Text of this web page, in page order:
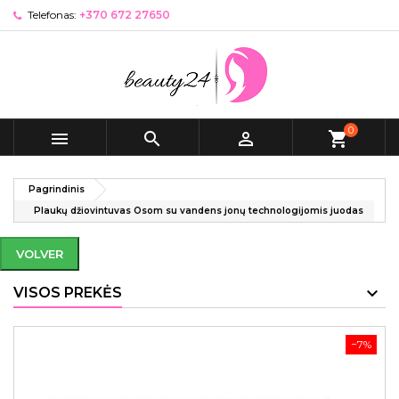
Telefonas: +370 672 27650
   shopping_cart0
Pagrindinis
Plaukų džiovintuvas Osom su vandens jonų technologijomis juodas
VOLVER
VISOS PREKĖS
−7%